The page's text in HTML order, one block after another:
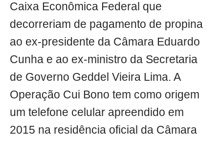
Caixa Econômica Federal que
decorreriam de pagamento de propina
ao ex-presidente da Câmara Eduardo
Cunha e ao ex-ministro da Secretaria
de Governo Geddel Vieira Lima. A
Operação Cui Bono tem como origem
um telefone celular apreendido em
2015 na residência oficial da Câmara